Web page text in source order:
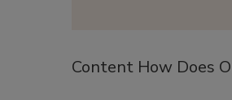
Content How Does